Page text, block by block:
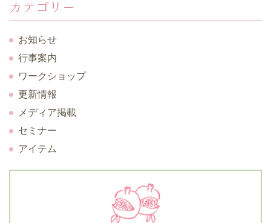
カテゴリー
お知らせ
行事案内
ワークショップ
更新情報
メディア掲載
セミナー
アイテム